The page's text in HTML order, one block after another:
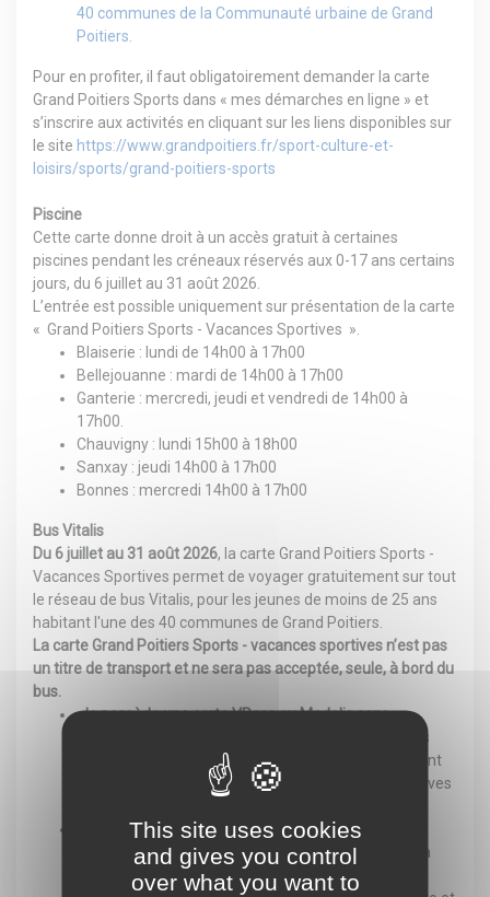
40 communes de la Communauté urbaine de Grand
Poitiers.
Pour en profiter, il faut obligatoirement demander la carte
Grand Poitiers Sports dans « mes démarches en ligne » et
s’inscrire aux activités en cliquant sur les liens disponibles sur
le site https://www.grandpoitiers.fr/sport-culture-et-
loisirs/sports/grand-poitiers-sports
Piscine
Cette carte donne droit à un accès gratuit à certaines
piscines pendant les créneaux réservés aux 0-17 ans certains
jours, du 6 juillet au 31 août 2026.
L’entrée est possible uniquement sur présentation de la carte
« Grand Poitiers Sports - Vacances Sportives ».
Blaiserie : lundi de 14h00 à 17h00
Bellejouanne : mardi de 14h00 à 17h00
Ganterie : mercredi, jeudi et vendredi de 14h00 à
17h00.
Chauvigny : lundi 15h00 à 18h00
Sanxay : jeudi 14h00 à 17h00
Bonnes : mercredi 14h00 à 17h00
Bus Vitalis
Du 6 juillet au 31 août 2026, la carte Grand Poitiers Sports -
Vacances Sportives permet de voyager gratuitement sur tout
le réseau de bus Vitalis, pour les jeunes de moins de 25 ans
habitant l'une des 40 communes de Grand Poitiers.
La carte Grand Poitiers Sports - vacances sportives n’est pas
un titre de transport et ne sera pas acceptée, seule, à bord du
bus.
Je possède une carte VPass ou Modalis sans
: rendez-vous dans une agence Vitalis
pour recharger mon Vpass ou Modalis en présentant
ma carte « Grand Poitiers Sports - Vacances Sportives
Je ne possède pas de carte VPass ou Modalis :
rendez-vous dans une agence Vitalis, présenter ma
carte « Grand Poitiers Sports - Vacances Sportives
This site uses cookies
and gives you control
over what you want to